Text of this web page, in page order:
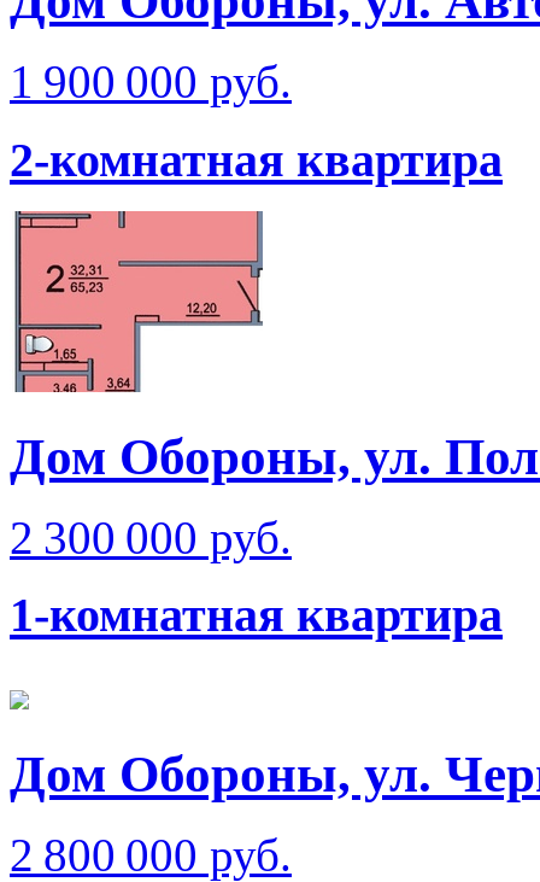
1 900 000 руб.
2-комнатная квартира
Дом Обороны, ул.
2 300 000 руб.
1-комнатная квартира
Дом Обороны, ул.
2 800 000 руб.